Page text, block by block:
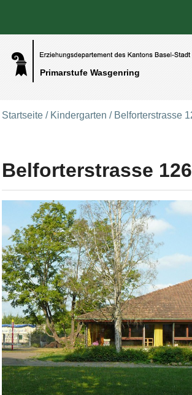
Primarstufe Wasgenring
Benutzerspezifische Werkzeuge
Direkt zum Inhalt|Direkt zur Navigation
Startseite / Kindergarten / Belforterstrasse
Belforterstrasse